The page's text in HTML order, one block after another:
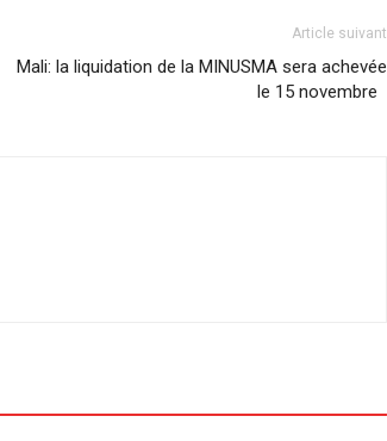
Article suivant
Mali: la liquidation de la MINUSMA sera achevée
le 15 novembre